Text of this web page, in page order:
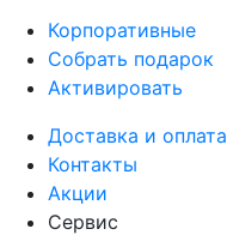
Корпоративные
Собрать подарок
Активировать
Доставка и оплата
Контакты
Акции
Сервис